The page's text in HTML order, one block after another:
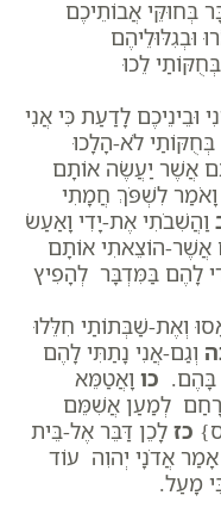
בְּחוּקֵּי אֲבוֹתֵיכֶם
וּבְגִלּוּלֵיהֶם
לֵכוּ
וּבֵינֵיכֶם לָדַעַת כִּי אֲנִי
בְּחֻקּוֹתַי לֹא-הָלָכוּ
אֲשֶׁר יַעֲשֶׂה אוֹתָם
לִשְׁפֹּךְ חֲמָתִי
וַהֲשִׁבֹתִי אֶת-יָדִי וָאַעַשׂ
אֲשֶׁר-הוֹצֵאתִי אוֹתָם
לָהֶם בַּמִּדְבָּר לְהָפִיץ
וְאֶת-שַׁבְּתוֹתַי חִלֵּלוּ
וְגַם-אֲנִי נָתַתִּי לָהֶם
בָּהֶם. כו וָאֲטַמֵּא
רָחַם לְמַעַן אֲשִׁמֵּם
כז לָכֵן דַּבֵּר אֶל-בֵּית
אֲדֹנָי יְהוִה עוֹד
מָעַל.